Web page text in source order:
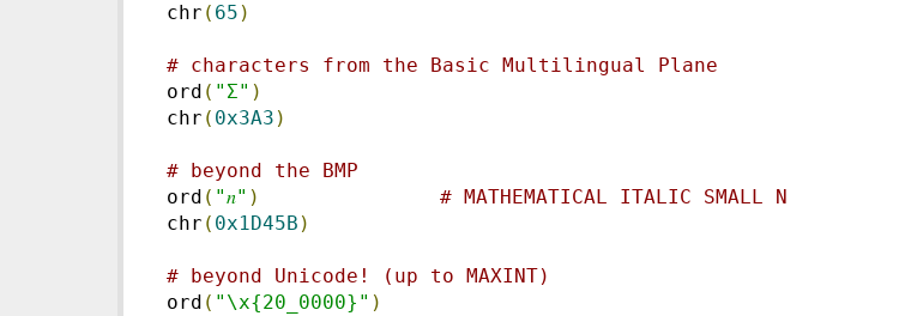
chr ( 65 )
# characters from the Basic Multilingual Plane
ord ( "Σ" )
chr ( 0x3A3 )
# beyond the BMP
ord ( "𝑛" )
# MATHEMATICAL ITALIC SMALL N
chr ( 0x1D45B )
# beyond Unicode! (up to MAXINT)
ord ( "\x{20_0000}" )